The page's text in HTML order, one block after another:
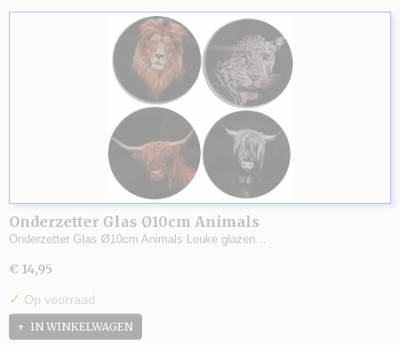
Onderzetter Glas Ø10cm Animals
Onderzetter Glas Ø10cm Animals Leuke glazen…
€ 14,95
✓ Op voorraad
IN WINKELWAGEN